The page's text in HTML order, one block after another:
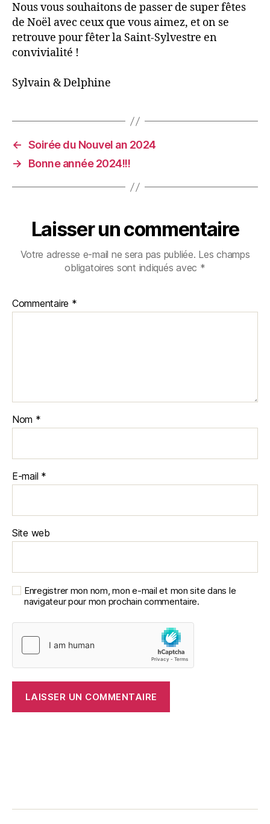
Nous vous souhaitons de passer de super fêtes
de Noël avec ceux que vous aimez, et on se
retrouve pour fêter la Saint-Sylvestre en
convivialité !
Sylvain & Delphine
← Soirée du Nouvel an 2024
→
Bonne année 2024!!!
Laisser un commentaire
Votre adresse e-mail ne sera pas publiée. Les champs
obligatoires sont indiqués avec *
Commentaire *
Nom *
E-mail *
Site web
Enregistrer mon nom, mon e-mail et mon site dans le
navigateur pour mon prochain commentaire.